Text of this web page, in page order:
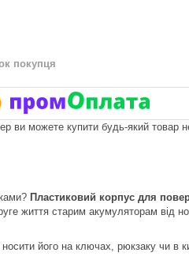
покупця
ви можете купити будь-який товар
Пластиковий корпус для
життя старим акумуляторам від
його на ключах, рюкзаку чи в